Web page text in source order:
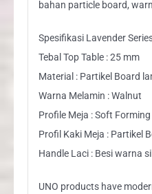
bahan particle board,
Spesifikasi Lavender
Tebal Top Table : 25 mm
Material : Partikel Board
Warna Melamin : Walnut
Profile Meja : Soft
Profil Kaki Meja : Partikel
Handle Laci : Besi warna
UNO products have